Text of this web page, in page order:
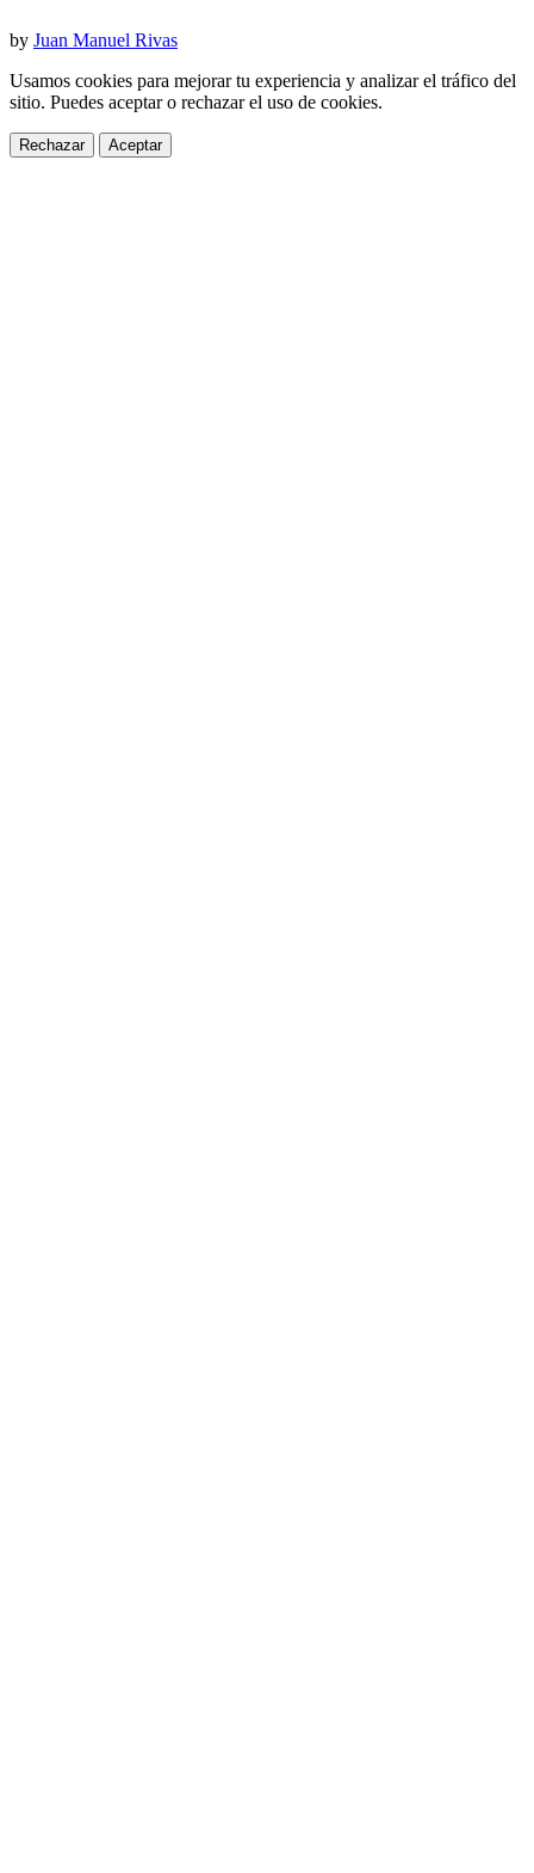
by Juan Manuel Rivas
Usamos cookies para mejorar tu experiencia y analizar el tráfico del
sitio. Puedes aceptar o rechazar el uso de cookies.
Rechazar Aceptar